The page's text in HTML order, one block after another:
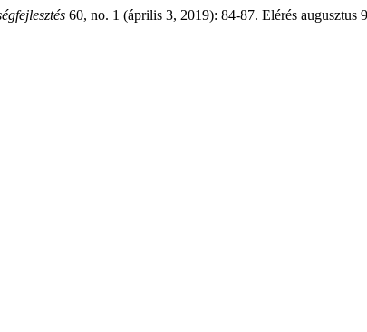
60, no. 1 (április 3, 2019): 84-87. Elérés augusztus